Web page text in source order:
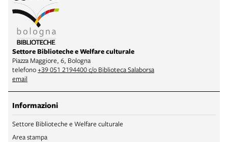
Settore Biblioteche e Welfare culturale
Piazza Maggiore, 6, Bologna
telefono+39 051 2194400 c/o Biblioteca Salaborsa
email
Informazioni
Settore Biblioteche e Welfare culturale
Area stampa